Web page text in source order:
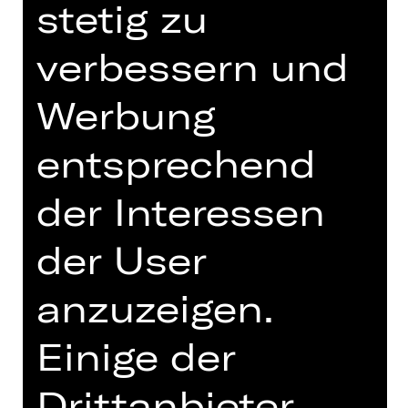
Vorstellung
19.00 Uhr Einführung
Kammerspiele
Tickets
Termine und Besetzung
Uraufführung
Ein Unfall. Ein verbeulter Mercedes –
stetig zu
verbessern und
Werbung
entsprechend
der Interessen
der User
anzuzeigen.
Einige der